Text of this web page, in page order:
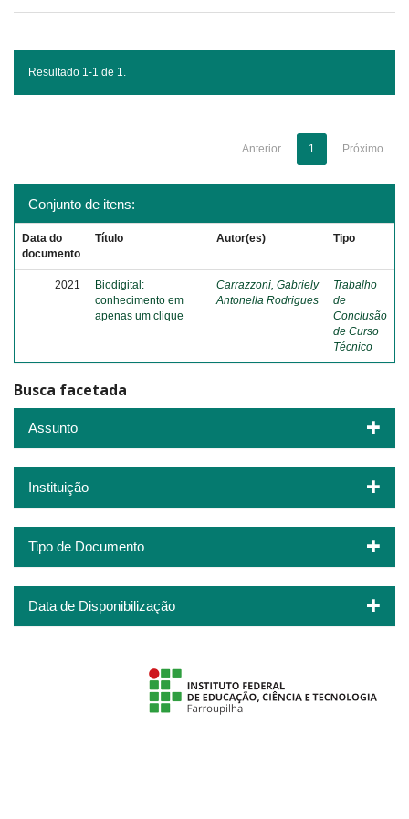
Resultado 1-1 de 1.
Anterior 1 Próximo
Conjunto de itens:
Data do
documento
Título Autor(es) Tipo
2021
Biodigital:
conhecimento em
apenas um clique
Carrazzoni, Gabriely
Antonella Rodrigues
Trabalho
de
Conclusão
de Curso
Técnico
Busca facetada
Assunto
Instituição
Tipo de Documento
Data de Disponibilização